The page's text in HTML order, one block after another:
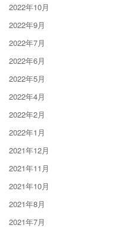
2022年10月
2022年9月
2022年7月
2022年6月
2022年5月
2022年4月
2022年2月
2022年1月
2021年12月
2021年11月
2021年10月
2021年8月
2021年7月